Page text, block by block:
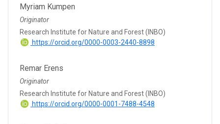
Myriam Kumpen
Originator
Research Institute for Nature and Forest (INBO)
https://orcid.org/0000-0003-2440-8898
Remar Erens
Originator
Research Institute for Nature and Forest (INBO)
https://orcid.org/0000-0001-7488-4548